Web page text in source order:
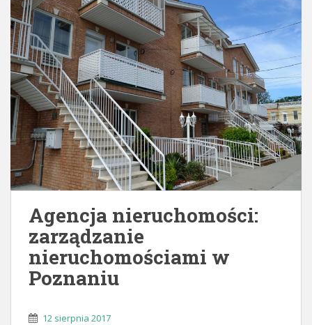
Agencja nieruchomości:
zarządzanie
nieruchomościami w
Poznaniu
12 sierpnia 2017